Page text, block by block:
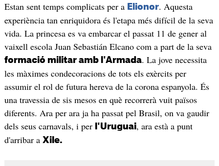
Estan sent temps complicats per a Elionor. Aquesta
experiència tan enriquidora és l'etapa més difícil de la seva
vida. La princesa es va embarcar el passat 11 de gener al
vaixell escola Juan Sebastián Elcano com a part de la seva
formació militar amb l'Armada. La jove necessita
les màximes condecoracions de tots els exèrcits per
assumir el rol de futura hereva de la corona espanyola. És
una travessia de sis mesos en què recorrerà vuit països
diferents. Ara per ara ja ha passat pel Brasil, on va gaudir
dels seus carnavals, i per
l'Uruguai, ara està a punt
d'arribar a Xile.